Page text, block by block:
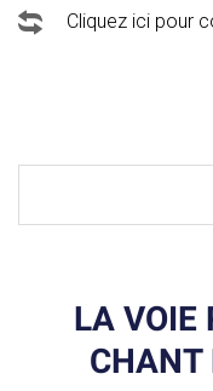
Cliquez ici pour
LA VOIE
CHANT